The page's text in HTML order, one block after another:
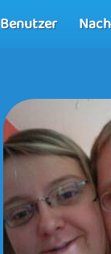
Benutzer